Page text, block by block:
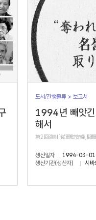
도서/간행물류 > 보고서
1994년 빼앗긴
해서
第2回強制「従軍慰安婦」問
생산일자
1994-03-01
생산기관(생산자)
시바